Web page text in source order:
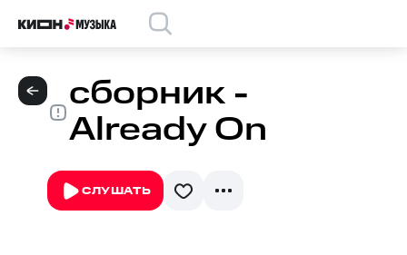
сборник -
Already On
СЛУШАТЬ